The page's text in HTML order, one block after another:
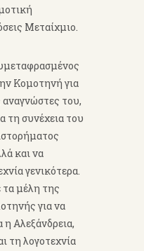
Μεταίχμιο.
Κομοτηνή για
του,
τη συνέχεια του
και να
γενικότερα.
τα μέλη της
για να
Αλεξάνδρεια,
τη λογοτεχνία